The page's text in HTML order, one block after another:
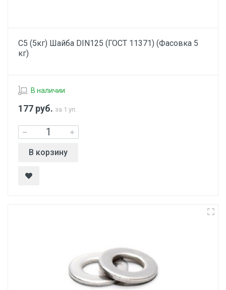
С5 (5кг) Шайба DIN125 (ГОСТ 11371) (Фасовка 5
кг)
В наличии
177 руб. за 1 уп.
В корзину